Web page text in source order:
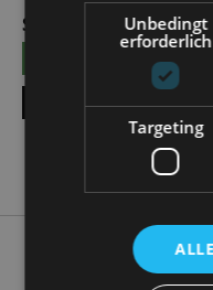
SUN | 22.11.2026 |
15 €
SHOW ALL DATES
Unbedingt
erforderlich
Targeting